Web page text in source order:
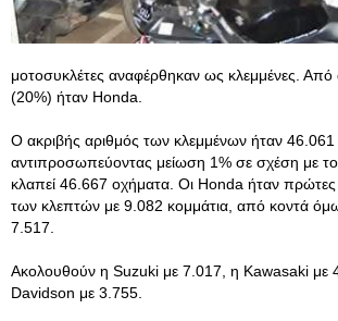
μοτοσυκλέτες αναφέρθηκαν ως κλεμμένες. Από
(20%) ήταν Honda.
Ο ακριβής αριθμός των κλεμμένων ήταν 46.061
αντιπροσωπεύοντας μείωση 1% σε σχέση με το
κλαπεί 46.667 οχήματα. Οι Honda ήταν
των κλεπτών με 9.082 κομμάτια, από κοντά
7.517.
Ακολουθούν η Suzuki με 7.017, η Kawasaki με
Davidson με 3.755.